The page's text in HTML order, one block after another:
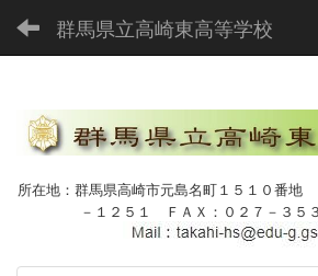
群馬県立高崎東高等学校
所在地：群馬県高崎市元島名町１５１０番地
－１２５１ ＦＡＸ：０２７－３５